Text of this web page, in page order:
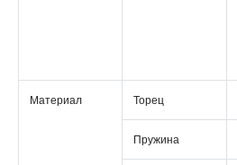
Материал Торец
Пружина